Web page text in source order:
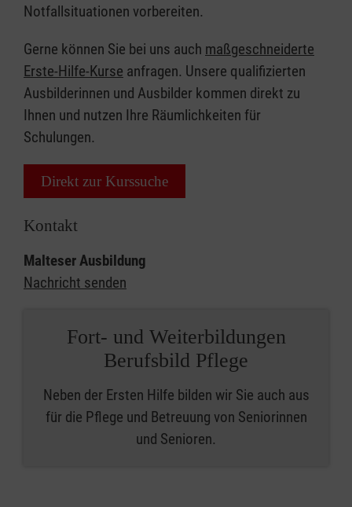
Notfallsituationen vorbereiten.
Gerne können Sie bei uns auch maßgeschneiderte
Erste-Hilfe-Kurse anfragen. Unsere qualifizierten
Ausbilderinnen und Ausbilder kommen direkt zu
Ihnen und nutzen Ihre Räumlichkeiten für
Schulungen.
Direkt zur Kurssuche
Kontakt
Malteser Ausbildung
Nachricht senden
Fort- und Weiterbildungen
Berufsbild Pflege
Neben der Ersten Hilfe bilden wir Sie auch aus
für die Pflege und Betreuung von Seniorinnen
und Senioren.